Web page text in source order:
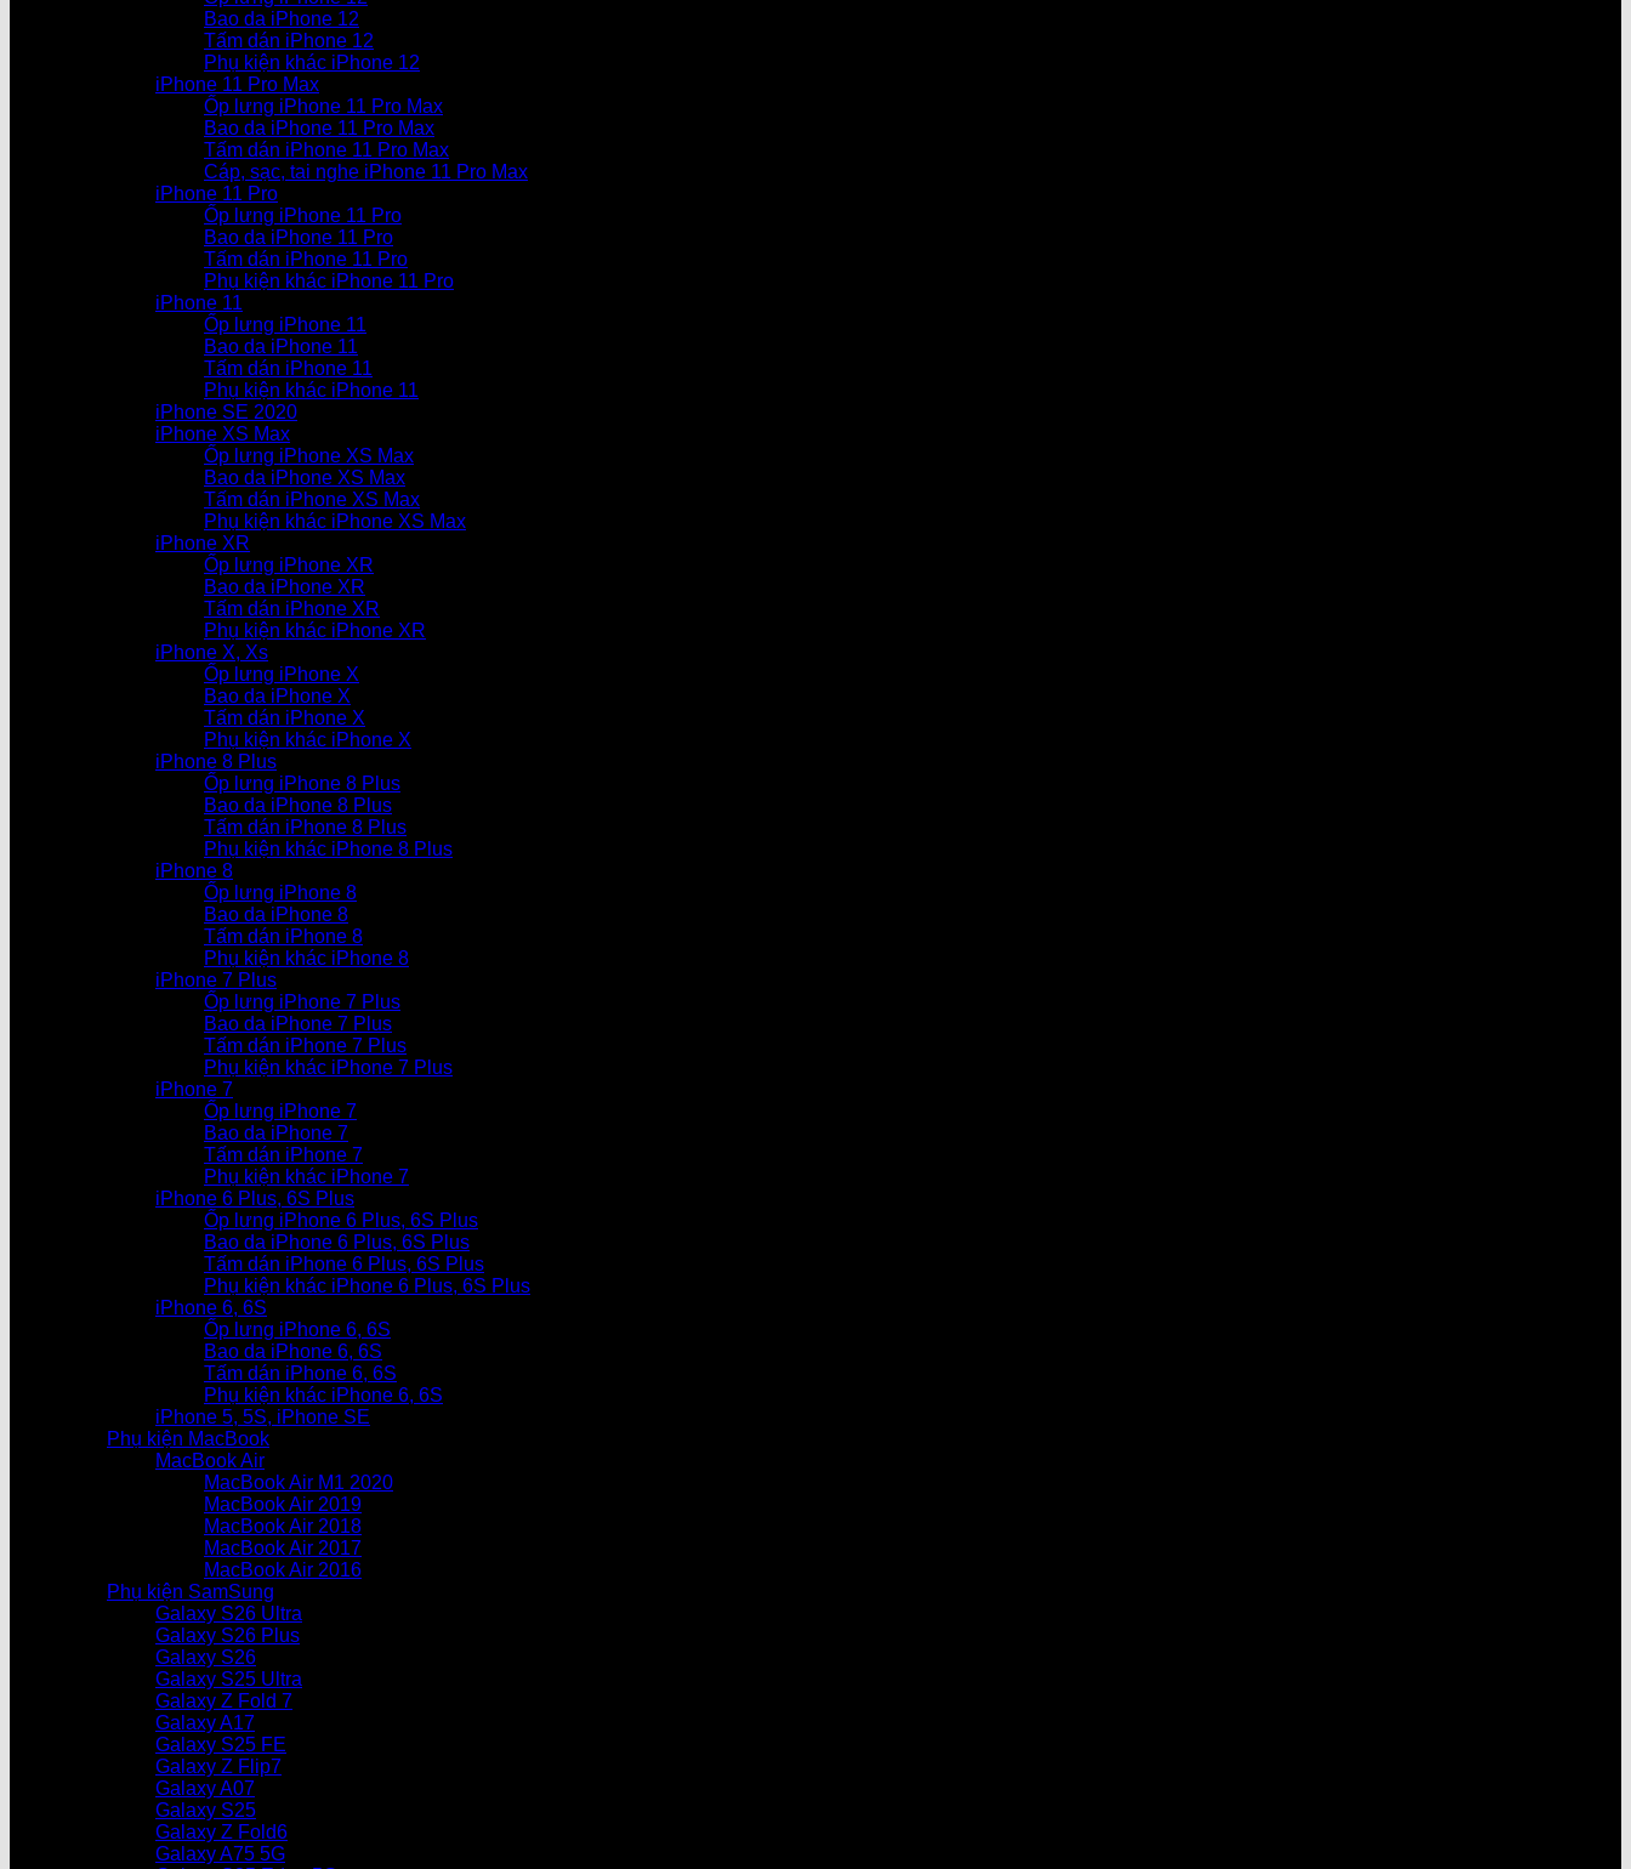
Bao da iPhone 12
Tấm dán iPhone 12
Phụ kiện khác iPhone 12
iPhone 11 Pro Max
Ốp lưng iPhone 11 Pro Max
Bao da iPhone 11 Pro Max
Tấm dán iPhone 11 Pro Max
Cáp, sạc, tai nghe iPhone 11 Pro Max
iPhone 11 Pro
Ốp lưng iPhone 11 Pro
Bao da iPhone 11 Pro
Tấm dán iPhone 11 Pro
Phụ kiện khác iPhone 11 Pro
iPhone 11
Ốp lưng iPhone 11
Bao da iPhone 11
Tấm dán iPhone 11
Phụ kiện khác iPhone 11
iPhone SE 2020
iPhone XS Max
Ốp lưng iPhone XS Max
Bao da iPhone XS Max
Tấm dán iPhone XS Max
Phụ kiện khác iPhone XS Max
iPhone XR
Ốp lưng iPhone XR
Bao da iPhone XR
Tấm dán iPhone XR
Phụ kiện khác iPhone XR
iPhone X, Xs
Ốp lưng iPhone X
Bao da iPhone X
Tấm dán iPhone X
Phụ kiện khác iPhone X
iPhone 8 Plus
Ốp lưng iPhone 8 Plus
Bao da iPhone 8 Plus
Tấm dán iPhone 8 Plus
Phụ kiện khác iPhone 8 Plus
iPhone 8
Ốp lưng iPhone 8
Bao da iPhone 8
Tấm dán iPhone 8
Phụ kiện khác iPhone 8
iPhone 7 Plus
Ốp lưng iPhone 7 Plus
Bao da iPhone 7 Plus
Tấm dán iPhone 7 Plus
Phụ kiện khác iPhone 7 Plus
iPhone 7
Ốp lưng iPhone 7
Bao da iPhone 7
Tấm dán iPhone 7
Phụ kiện khác iPhone 7
iPhone 6 Plus, 6S Plus
Ốp lưng iPhone 6 Plus, 6S Plus
Bao da iPhone 6 Plus, 6S Plus
Tấm dán iPhone 6 Plus, 6S Plus
Phụ kiện khác iPhone 6 Plus, 6S Plus
iPhone 6, 6S
Ốp lưng iPhone 6, 6S
Bao da iPhone 6, 6S
Tấm dán iPhone 6, 6S
Phụ kiện khác iPhone 6, 6S
iPhone 5, 5S, iPhone SE
Phụ kiện MacBook
MacBook Air
MacBook Air M1 2020
MacBook Air 2019
MacBook Air 2018
MacBook Air 2017
MacBook Air 2016
Phụ kiện SamSung
Galaxy S26 Ultra
Galaxy S26 Plus
Galaxy S26
Galaxy S25 Ultra
Galaxy Z Fold 7
Galaxy A17
Galaxy S25 FE
Galaxy Z Flip7
Galaxy A07
Galaxy S25
Galaxy Z Fold6
Galaxy A75 5G